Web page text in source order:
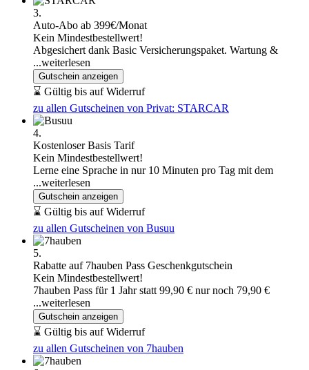
3.
Auto-Abo ab 399€/Monat
Kein Mindestbestellwert!
Abgesichert dank Basic Versicherungspaket. Wartung &
...weiterlesen
Gutschein anzeigen
⌛ Gültig bis auf Widerruf
zu allen Gutscheinen von Privat: STARCAR
4.
Kostenloser Basis Tarif
Kein Mindestbestellwert!
Lerne eine Sprache in nur 10 Minuten pro Tag mit dem
...weiterlesen
Gutschein anzeigen
⌛ Gültig bis auf Widerruf
zu allen Gutscheinen von Busuu
5.
Rabatte auf 7hauben Pass Geschenkgutschein
Kein Mindestbestellwert!
7hauben Pass für 1 Jahr statt 99,90 € nur noch 79,90 €
...weiterlesen
Gutschein anzeigen
⌛ Gültig bis auf Widerruf
zu allen Gutscheinen von 7hauben